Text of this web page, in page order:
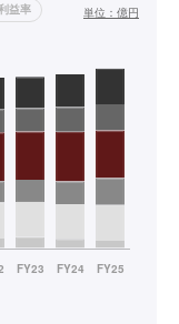
益率 単位： 億円